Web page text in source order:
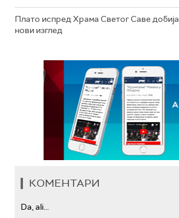
Плато испред Храма Светог Саве добија
нови изглед
КОМЕНТАРИ
Da, ali...